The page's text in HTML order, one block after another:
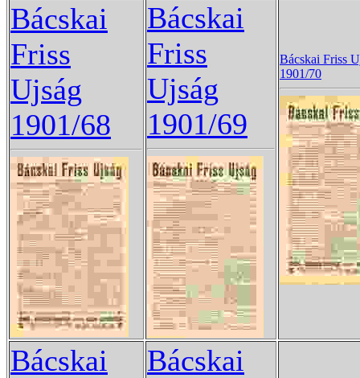
Bácskai
Friss
Ujság
1901/68
Bácskai
Friss
Ujság
1901/69
Bácskai Friss
1901/70
Bácskai
Bácskai